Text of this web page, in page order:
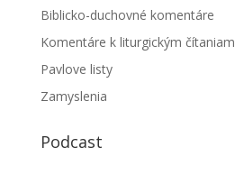
Biblicko-duchovné komentáre
Komentáre k liturgickým čítaniam
Pavlove listy
Zamyslenia
Podcast